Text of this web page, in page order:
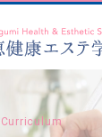
Curriculum